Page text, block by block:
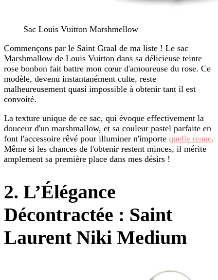
Sac Louis Vuitton Marshmellow
Commençons par le Saint Graal de ma liste ! Le sac
Marshmallow de Louis Vuitton dans sa délicieuse teinte
rose bonbon fait battre mon cœur d'amoureuse du rose. Ce
modèle, devenu instantanément culte, reste
malheureusement quasi impossible à obtenir tant il est
convoité.
La texture unique de ce sac, qui évoque effectivement la
douceur d'un marshmallow, et sa couleur pastel parfaite en
font l'accessoire rêvé pour illuminer n'importe quelle tenue.
Même si les chances de l'obtenir restent minces, il mérite
amplement sa première place dans mes désirs !
2. L’Élégance
Décontractée : Saint
Laurent Niki Medium